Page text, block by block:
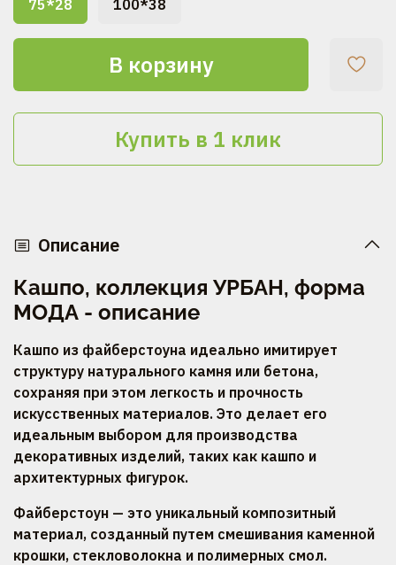
В корзину
Купить в 1 клик
75*28 100*38
Описание
Кашпо, коллекция УРБАН, форма
МОДА - описание
Кашпо из файберстоуна идеально имитирует
структуру натурального камня или бетона,
сохраняя при этом легкость и прочность
искусственных материалов. Это делает его
идеальным выбором для производства
декоративных изделий, таких как кашпо и
архитектурных фигурок.
Файберстоун — это уникальный композитный
материал, созданный путем смешивания каменной
крошки, стекловолокна и полимерных смол.